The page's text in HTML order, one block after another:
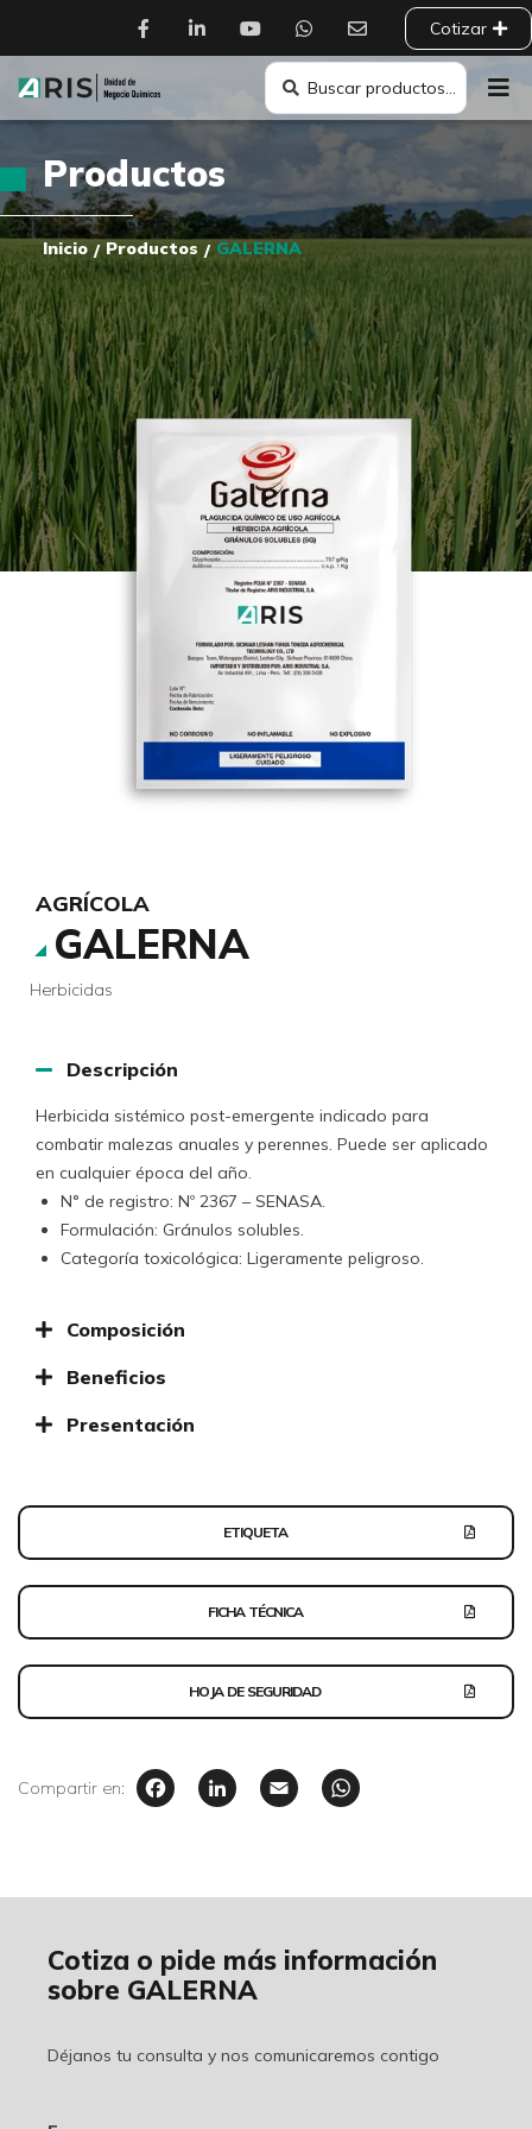
Cotizar
Productos
Inicio / Productos / GALERNA
AGRÍCOLA
GALERNA
Herbicidas
Descripción
Herbicida sistémico post-emergente indicado para
combatir malezas anuales y perennes. Puede ser aplicado
en cualquier época del año.
N° de registro: Nº 2367 – SENASA.
Formulación: Gránulos solubles.
Categoría toxicológica: Ligeramente peligroso.
Composición
Beneficios
Presentación
ETIQUETA
FICHA TÉCNICA
HOJA DE SEGURIDAD
Compartir en: Facebook
LinkedIn
Email
Cotiza o pide más información
sobre GALERNA
Déjanos tu consulta y nos comunicaremos contigo